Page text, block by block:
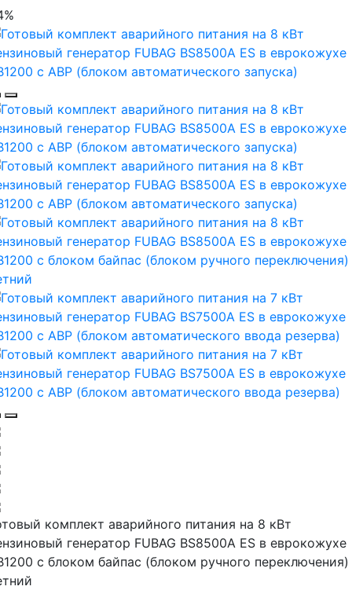
комплект аварийного питания на 8 кВт
генератор FUBAG BS8500A ES в еврокожухе
с блоком байпас (блоком ручного переключения)